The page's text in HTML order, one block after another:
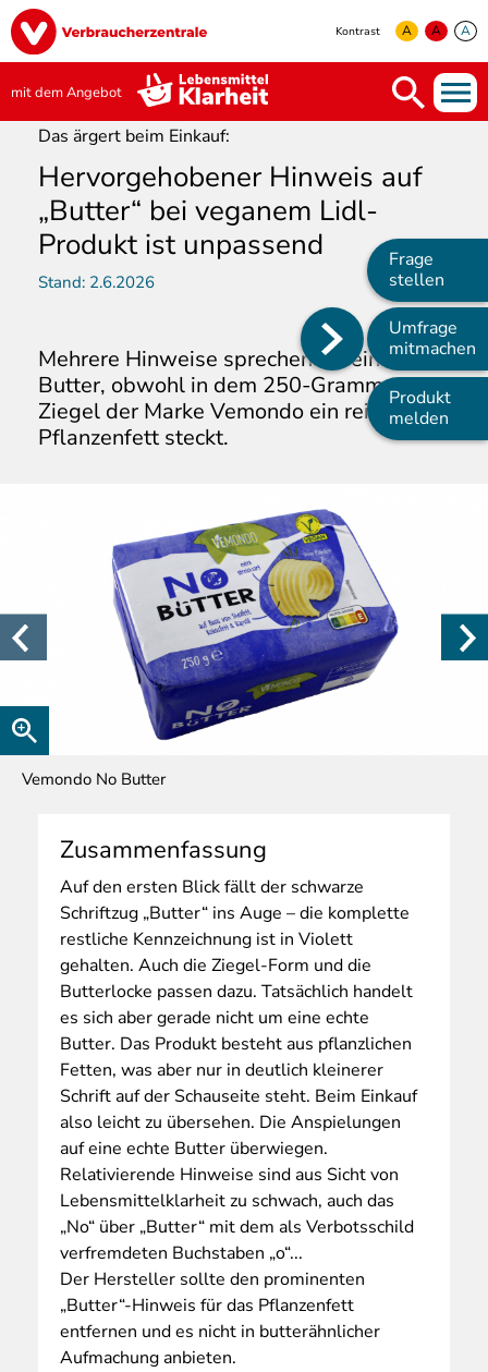
Direkt
zum
Inhalt
Image
Kontrast A A A
mit dem Angebot
Main
navigation
Frage
stellen
Umfrage
mitmachen
Produkt
melden
Das ärgert beim Einkauf:
Hervorgehobener Hinweis auf
„Butter“ bei veganem Lidl-
Produkt ist unpassend
Stand: 2.6.2026
Mehrere Hinweise sprechen für eine
Butter, obwohl in dem 250-Gramm-
Ziegel der Marke Vemondo ein reines
Pflanzenfett steckt.
Vemondo No Butter
Zusammenfassung
Aufden ersten Blick fällt der schwarze
Schriftzug „Butter“ ins Auge – die komplette
restliche Kennzeichnung ist in Violett
gehalten. Auch die Ziegel-Form und die
Butterlocke passen dazu. Tatsächlich handelt
es sich aber gerade nicht um eine echte
Butter. Das Produkt besteht aus pflanzlichen
Fetten, was aber nur in deutlich kleinerer
Schrift auf der Schauseite steht. Beim Einkauf
also leicht zu übersehen. Die Anspielungen
auf eine echte Butter überwiegen.
Relativierende Hinweise sind aus Sicht von
Lebensmittelklarheit zu schwach, auch das
„No“ über „Butter“ mit dem als Verbotsschild
verfremdeten Buchstaben „o“...
Der Hersteller sollte den prominenten
„Butter“-Hinweis für das Pflanzenfett
entfernen und es nicht in butterähnlicher
Aufmachung anbieten.